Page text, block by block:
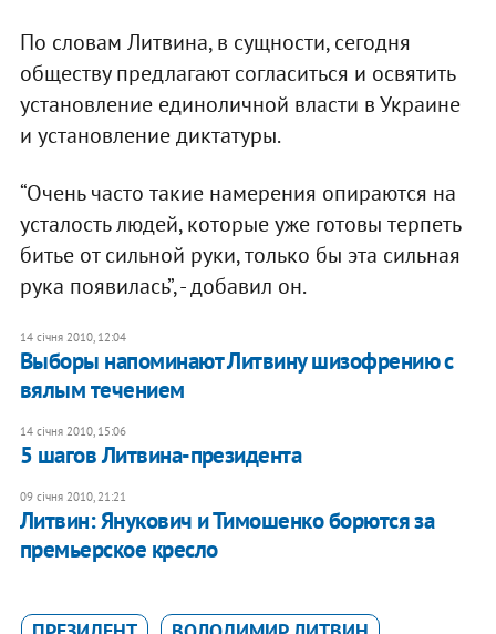
По словам Литвина, в сущности, сегодня
обществу предлагают согласиться и освятить
установление единоличной власти в Украине
и установление диктатуры.
“Очень часто такие намерения опираются на
усталость людей, которые уже готовы терпеть
битье от сильной руки, только бы эта сильная
рука появилась”, - добавил он.
14 січня 2010, 12:04
Выборы напоминают Литвину шизофрению с
вялым течением
14 січня 2010, 15:06
5 шагов Литвина-президента
09 січня 2010, 21:21
Литвин: Янукович и Тимошенко борются за
премьерское кресло